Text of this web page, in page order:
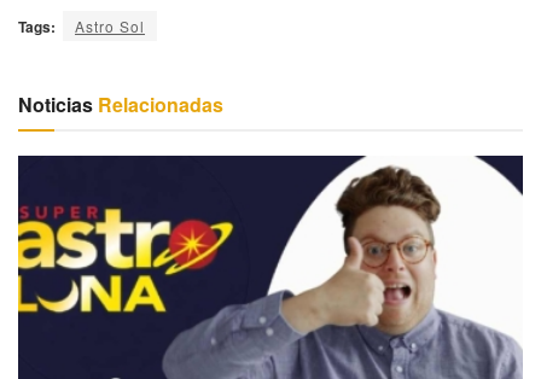
Tags: Astro Sol
Noticias Relacionadas